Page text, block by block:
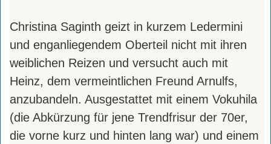
Christina Saginth geizt in kurzem Ledermini
und enganliegendem Oberteil nicht mit ihren
weiblichen Reizen und versucht auch mit
Heinz, dem vermeintlichen Freund Arnulfs,
anzubandeln. Ausgestattet mit einem Vokuhila
(die Abkürzung für jene Trendfrisur der 70er,
die vorne kurz und hinten lang war) und einem